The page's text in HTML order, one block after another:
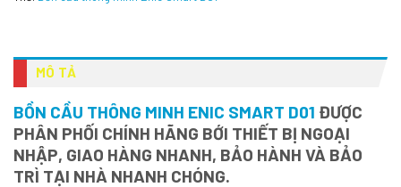
MÔ TẢ
BỒN CẦU THÔNG MINH ENIC SMART D01 ĐƯỢC
PHÂN PHỐI CHÍNH HÃNG BỚI THIẾT BỊ NGOẠI
NHẬP, GIAO HÀNG NHANH, BẢO HÀNH VÀ BẢO
TRÌ TẠI NHÀ NHANH CHÓNG.